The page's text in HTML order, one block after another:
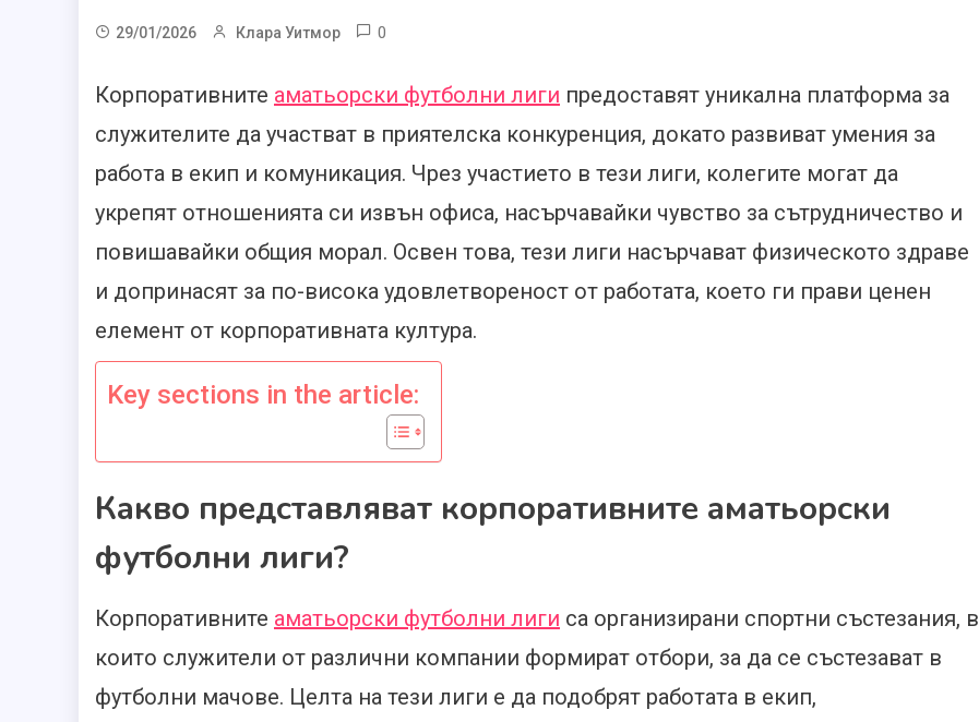
29/01/2026 Клара Уитмор 0
Корпоративните аматьорски футболни лиги предоставят уникална платформа за
служителите да участват в приятелска конкуренция, докато развиват умения за
работа в екип и комуникация. Чрез участието в тези лиги, колегите могат да
укрепят отношенията си извън офиса, насърчавайки чувство за сътрудничество и
повишавайки общия морал. Освен това, тези лиги насърчават физическото здраве
и допринасят за по-висока удовлетвореност от работата, което ги прави ценен
елемент от корпоративната култура.
Key sections in the article:
Какво представляват корпоративните аматьорски
футболни лиги?
Корпоративните аматьорски футболни лиги са организирани спортни състезания, в
които служители от различни компании формират отбори, за да се състезават в
футболни мачове. Целта на тези лиги е да подобрят работата в екип,